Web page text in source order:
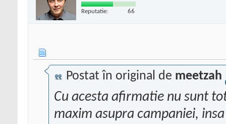
Reputatie: 66
Postat în original de meetzah
Cu acesta afirmatie nu sunt
maxim asupra campaniei,